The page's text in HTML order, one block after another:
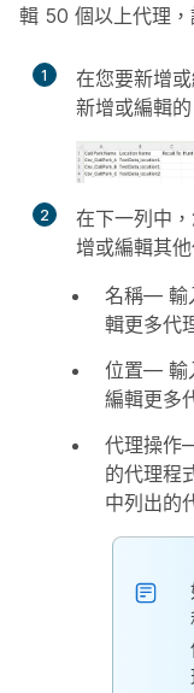
輯 50 個以上代理，
1
在您要新增
新增或編輯
2
在下一列中
增或編輯其他
名稱— 輸
輯更多代
位置— 輸
編輯更多
代理操作
的代理程
中列出的